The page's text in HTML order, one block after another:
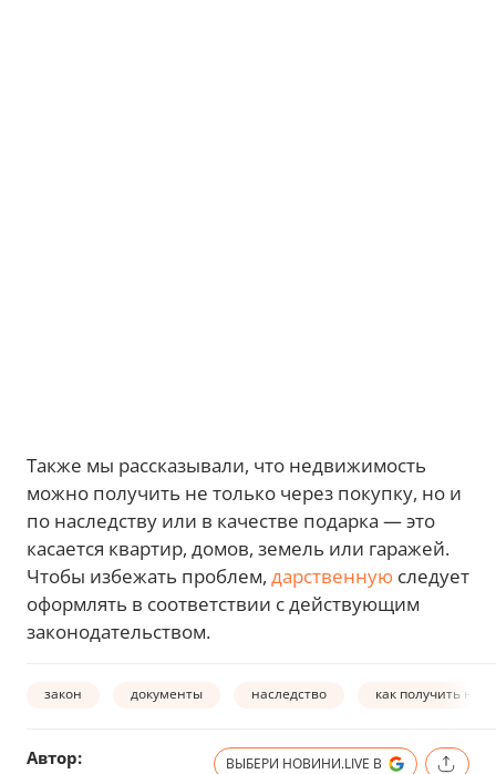
Также мы рассказывали, что недвижимость
можно получить не только через покупку, но и
по наследству или в качестве подарка — это
касается квартир, домов, земель или гаражей.
Чтобы избежать проблем, дарственную следует
оформлять в соответствии с действующим
законодательством.
закон документы наследство как получить
Автор: ВЫБЕРИ НОВИНИ.LIVE В